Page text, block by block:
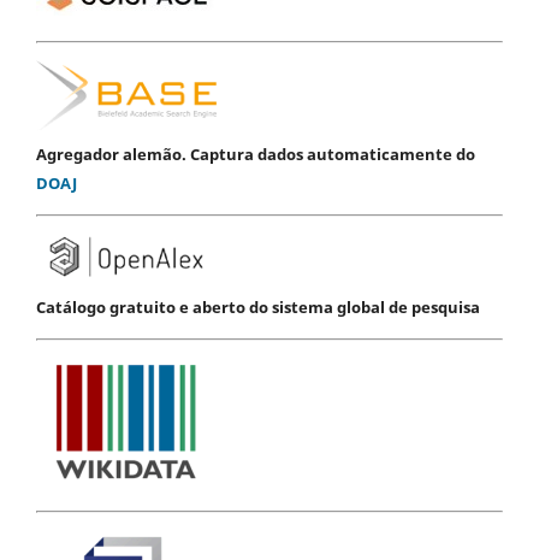
Agregador alemão. Captura dados automaticamente do
DOAJ
Catálogo gratuito e aberto do sistema global de pesquisa